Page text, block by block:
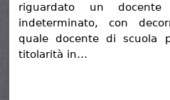
riguardato un
indeterminato, con
quale docente di scuola
titolarità in…